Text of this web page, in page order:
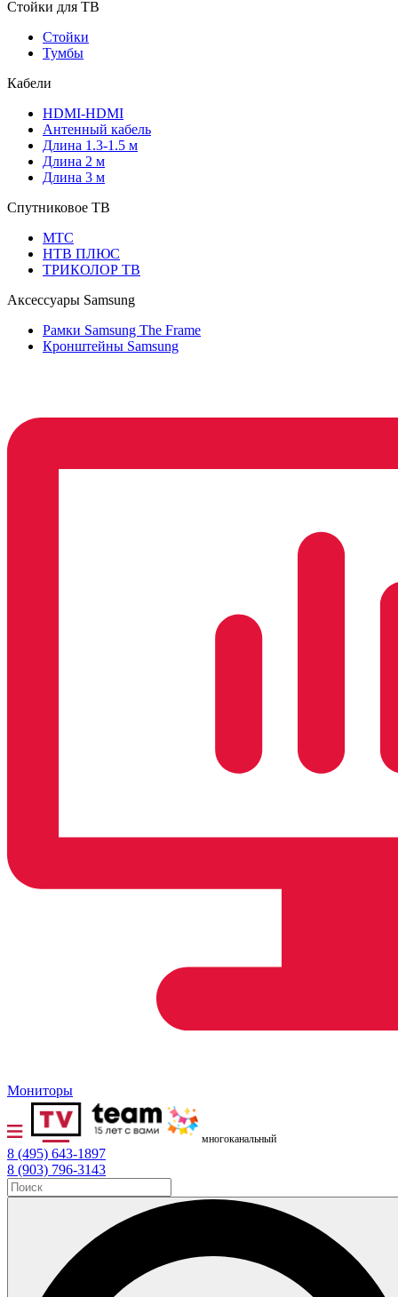
Стойки для ТВ
Стойки
Тумбы
Кабели
HDMI-HDMI
Антенный кабель
Длина 1.3-1.5 м
Длина 2 м
Длина 3 м
Спутниковое ТВ
МТС
НТВ ПЛЮС
ТРИКОЛОР ТВ
Аксессуары Samsung
Рамки Samsung The Frame
Кронштейны Samsung
Мониторы
многоканальный
8 (495) 643-1897
8 (903) 796-3143